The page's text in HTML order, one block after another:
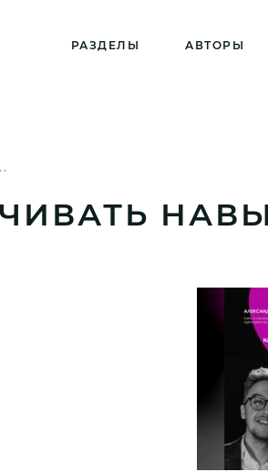
РАЗДЕЛЫ АВТОРЫ